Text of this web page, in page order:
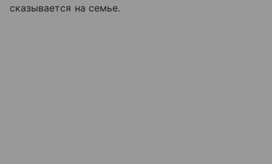
сказывается на семье.